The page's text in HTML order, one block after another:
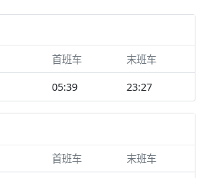
首班车 末班车
05:39 23:27
首班车 末班车